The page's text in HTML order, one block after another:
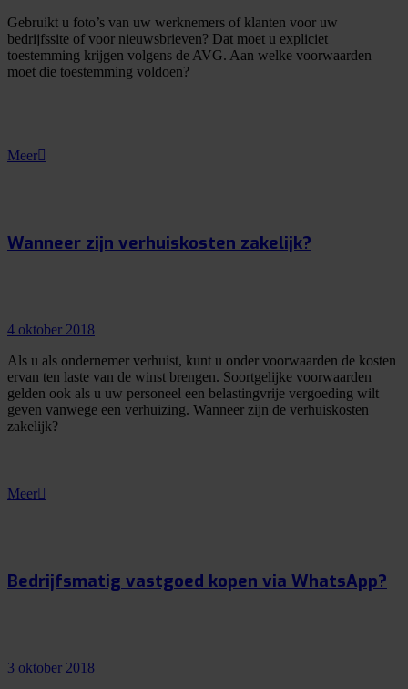
Gebruikt u foto’s van uw werknemers of klanten voor uw
bedrijfssite of voor nieuwsbrieven? Dat moet u expliciet
toestemming krijgen volgens de AVG. Aan welke voorwaarden
moet die toestemming voldoen?
Meer
Wanneer zijn verhuiskosten zakelijk?
4 oktober 2018
Als u als ondernemer verhuist, kunt u onder voorwaarden de kosten
ervan ten laste van de winst brengen. Soortgelijke voorwaarden
gelden ook als u uw personeel een belastingvrije vergoeding wilt
geven vanwege een verhuizing. Wanneer zijn de verhuiskosten
zakelijk?
Meer
Bedrijfsmatig vastgoed kopen via WhatsApp?
3 oktober 2018